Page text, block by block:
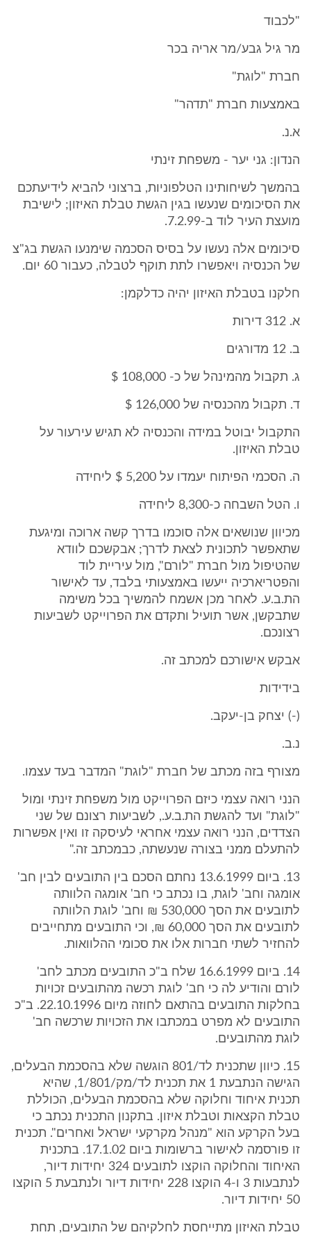
"לכבוד
מר גיל גבע/מר אריה בכר
חברת "לוגת"
באמצעות חברת "תדהר"
א.נ.
הנדון: גני יער - משפחת זינתי
בהמשך לשיחותינו הטלפוניות, ברצוני להביא לידיעתכם
את הסיכומים שנעשו בגין הגשת טבלת האיזון; לישיבת
מועצת העיר לוד ב-7.2.99.
סיכומים אלה נעשו על בסיס הסכמה שימנעו הגשת בג"צ
של הכנסיה ויאפשרו לתת תוקף לטבלה, כעבור 60 יום.
חלקנו בטבלת האיזון יהיה כדלקמן:
א. 312 דירות
ב. 12 מדורגים
ג. תקבול מהמינהל של כ- 108,000 $
ד. תקבול מהכנסיה של 126,000 $
התקבול יבוטל במידה והכנסיה לא תגיש עירעור על
טבלת האיזון.
ה. הסכמי הפיתוח יעמדו על 5,200 $ ליחידה
ו. הטל השבחה כ-8,300 ליחידה
מכיוון שנושאים אלה סוכמו בדרך קשה ארוכה ומיגעת
שתאפשר לתכונית לצאת לדרך; אבקשכם לוודא
שהטיפול מול חברת "לורם", מול עיריית לוד
והפטריארכיה ייעשו באמצעותי בלבד, עד לאישור
הת.ב.ע. לאחר מכן אשמח להמשיך בכל משימה
שתבקשן, אשר תועיל ותקדם את הפרוייקט לשביעות
רצונכם.
אבקש אישורכם למכתב זה.
בידידות
(-) יצחק בן-יעקב.
נ.ב.
מצורף בזה מכתב של חברת "לוגת" המדבר בעד עצמו.
הנני רואה עצמי כיזם הפרוייקט מול משפחת זינתי ומול
"לוגת" ועד להגשת הת.ב.ע., לשביעות רצונם של שני
הצדדים, הנני רואה עצמי אחראי לעיסקה זו ואין אפשרות
להתעלם ממני בצורה שנעשתה, כבמכתב זה."
13. ביום 13.6.1999 נחתם הסכם בין התובעים לבין חב'
אומגה וחב' לוגת, בו נכתב כי חב' אומגה הלוותה
לתובעים את הסך 530,000 ₪ וחב' לוגת הלוותה
לתובעים את הסך 60,000 ₪, וכי התובעים מתחייבים
להחזיר לשתי חברות אלו את סכומי ההלוואות.
14. ביום 16.6.1999 שלח ב"כ התובעים מכתב לחב'
לורם והודיע לה כי חב' לוגת רכשה מהתובעים זכויות
בחלקות התובעים בהתאם לחוזה מיום 22.10.1996. ב"כ
התובעים לא מפרט במכתבו את הזכויות שרכשה חב'
לוגת מהתובעים.
15. כיוון שתכנית לד/801 הוגשה שלא בהסכמת הבעלים,
הגישה הנתבעת 1 את תכנית לד/מק/1/801, שהיא
תכנית איחוד וחלוקה שלא בהסכמת הבעלים, הכוללת
טבלת הקצאות וטבלת איזון. בתקנון התכנית נכתב כי
בעל הקרקע הוא "מנהל מקרקעי ישראל ואחרים". תכנית
זו פורסמה לאישור ברשומות ביום 17.1.02. בתכנית
האיחוד והחלוקה הוקצו לתובעים 324 יחידות דיור,
לנתבעות 3 ו-4 הוקצו 228 יחידות דיור ולנתבעת 5 הוקצו
50 יחידות דיור.
טבלת האיזון מתייחסת לחלקיהם של התובעים, תחת